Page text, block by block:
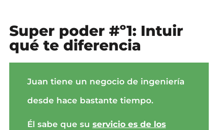
Super poder #º1: Intuir
qué te diferencia
Juan tiene un negocio de ingeniería
desde hace bastante tiempo.
Él sabe que su servicio es de los